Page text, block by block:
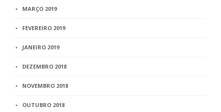
MARÇO 2019
FEVEREIRO 2019
JANEIRO 2019
DEZEMBRO 2018
NOVEMBRO 2018
OUTUBRO 2018